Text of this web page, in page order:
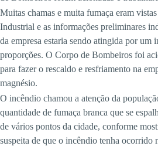
Muitas chamas e muita fumaça eram
Industrial e as informações preliminares
da empresa estaria sendo atingida por um
proporções. O Corpo de Bombeiros foi
para fazer o rescaldo e resfriamento na
magnésio.
O incêndio chamou a atenção da
quantidade de fumaça branca que se
de vários pontos da cidade, conforme
suspeita de que o incêndio tenha ocorrido